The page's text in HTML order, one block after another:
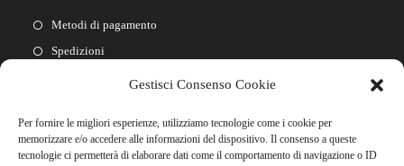
Gestisci Consenso Cookie
Per fornire le migliori esperienze, utilizziamo tecnologie come i cookie per
memorizzare e/o accedere alle informazioni del dispositivo. Il consenso a queste
tecnologie ci permetterà di elaborare dati come il comportamento di navigazione o ID
Metodi di pagamento
Spedizioni
Cookie policy